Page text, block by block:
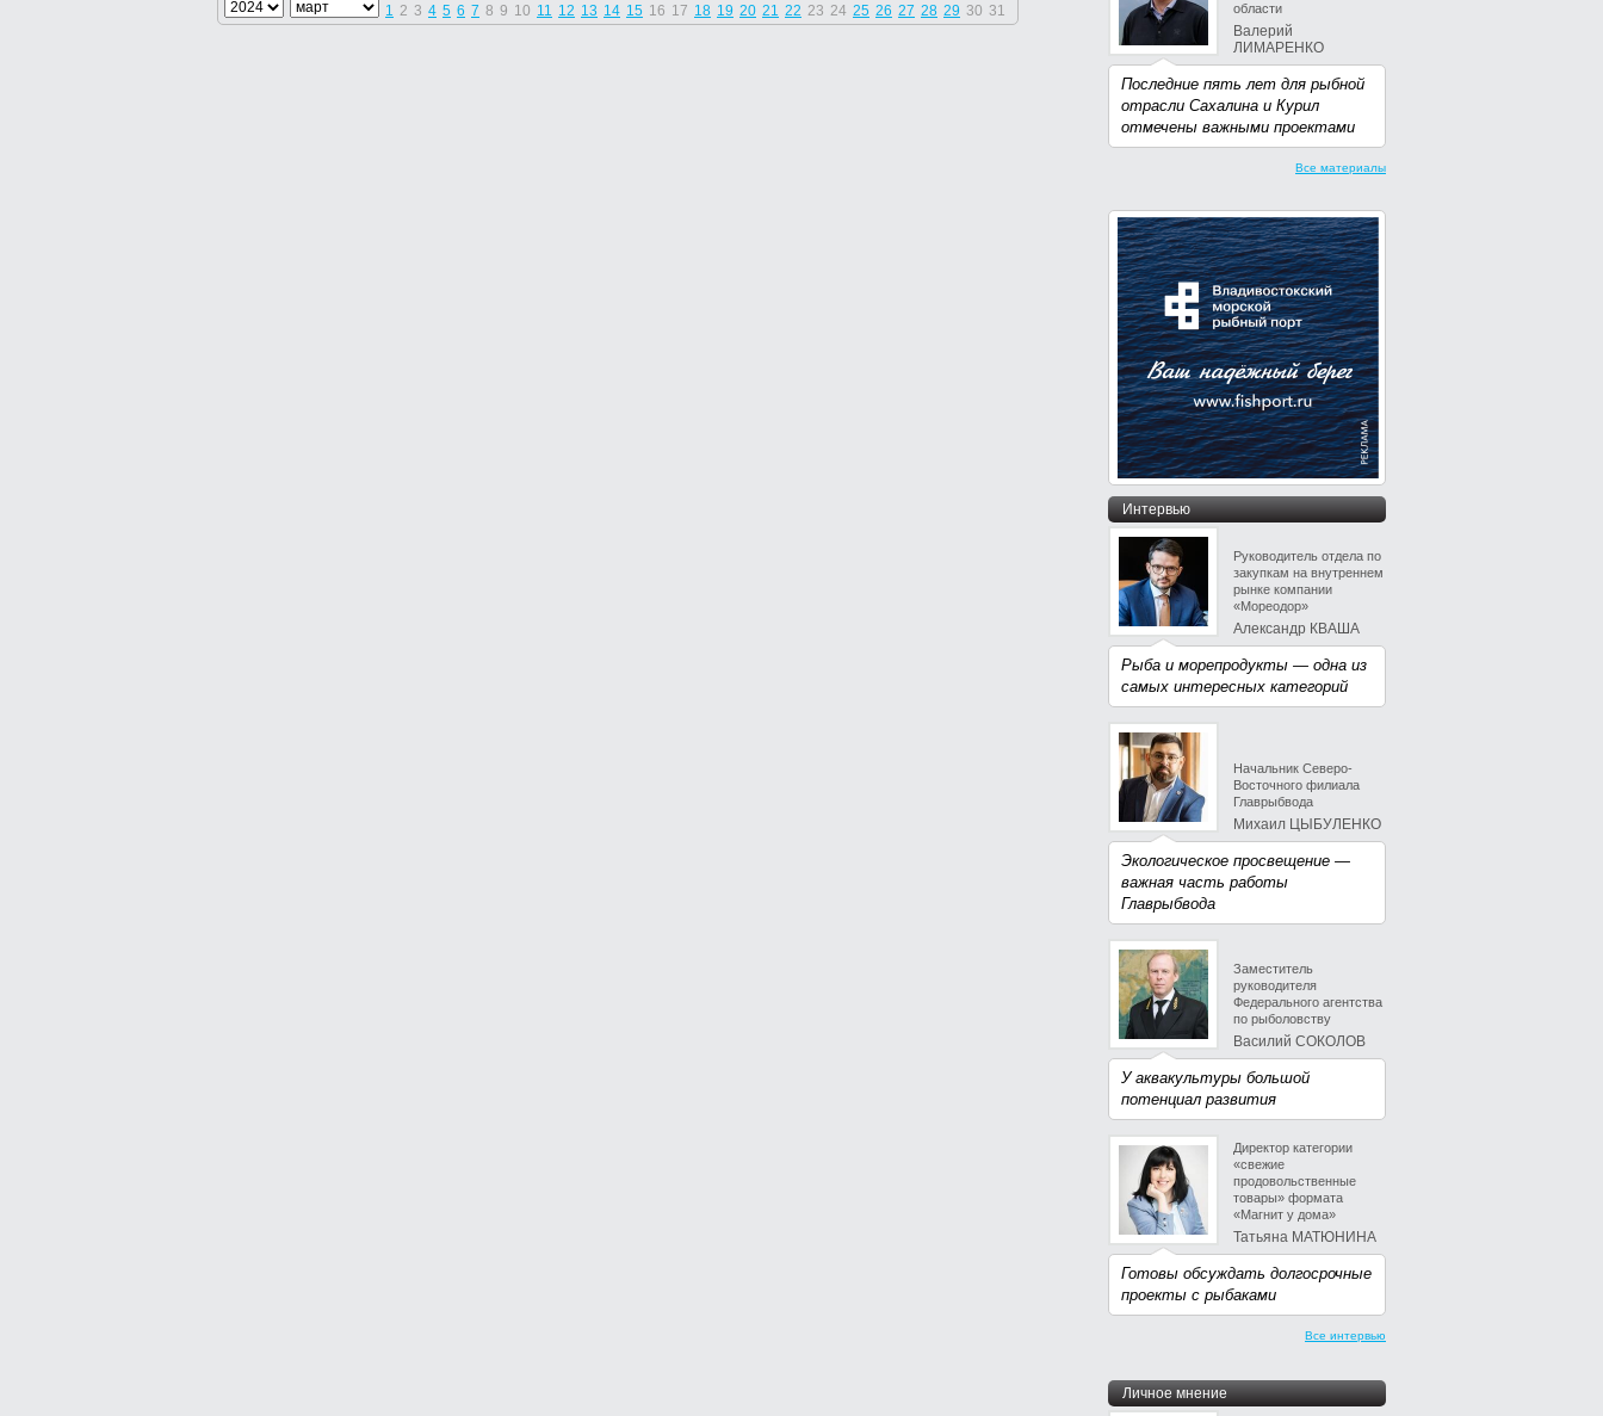
1 2 3 4 5 6 7 8 9 10 11 12 13 14 15 16 17 18 19 20 21 22 23 24 25 26 27 28 29 30 31
области
Валерий
ЛИМАРЕНКО
Последние пять лет для рыбной
отрасли Сахалина и Курил
отмечены важными проектами
Все материалы
Интервью
Руководитель отдела по
закупкам на внутреннем
рынке компании
«Мореодор»
Александр КВАША
Рыба и морепродукты — одна из
самых интересных категорий
Начальник Северо-
Восточного филиала
Главрыбвода
Михаил ЦЫБУЛЕНКО
Экологическое просвещение —
важная часть работы
Главрыбвода
Заместитель
руководителя
Федерального агентства
по рыболовству
Василий СОКОЛОВ
У аквакультуры большой
потенциал развития
Директор категории
«свежие
продовольственные
товары» формата
«Магнит у дома»
Татьяна МАТЮНИНА
Готовы обсуждать долгосрочные
проекты с рыбаками
Все интервью
Личное мнение